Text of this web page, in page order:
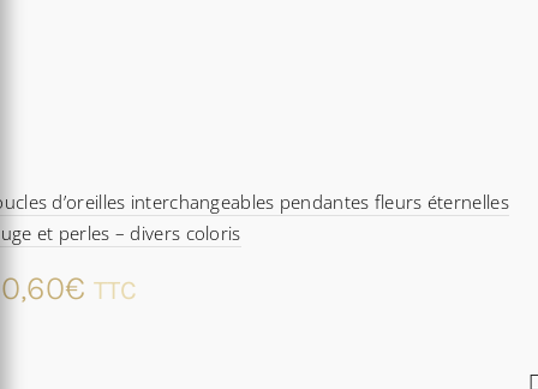
d’oreilles interchangeables pendantes fleurs éternelles
et perles – divers coloris
€ TTC